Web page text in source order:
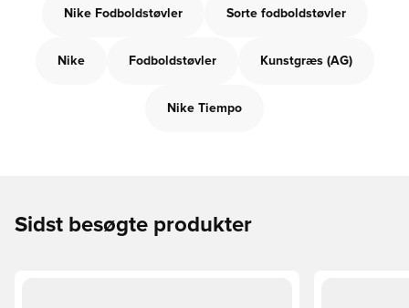
Nike Fodboldstøvler Sorte fodboldstøvler
Nike Fodboldstøvler Kunstgræs (AG)
Nike Tiempo
Sidst besøgte produkter